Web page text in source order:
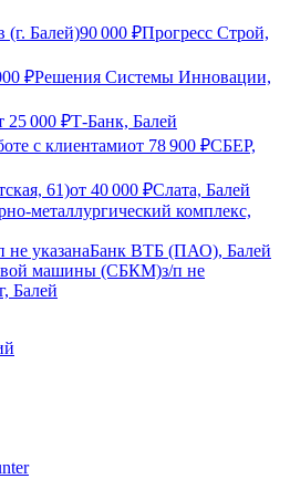
(г. Балей)90 000 ₽Прогресс Строй,
₽Решения Системы Инновации,
25 000 ₽Т-Банк, Балей
с клиентамиот 78 900 ₽СБЕР,
61)от 40 000 ₽Слата, Балей
металлургический комплекс,
не указанаБанк ВТБ (ПАО), Балей
машины (СБКМ)з/п не
Балей